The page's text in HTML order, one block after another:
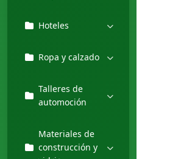
Hoteles
Ropa y calzado
Talleres de
automoción
Materiales de
construcción y